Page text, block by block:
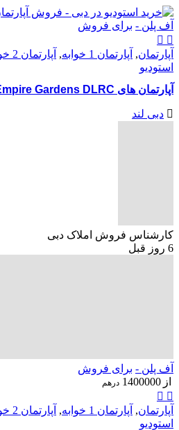
آف پلن - برای فروش
آپارتمان, آپارتمان 1 خوابه , آپارتمان 2 خوابه
استودیو
آپارتمان های Empire Gardens DLRC
دبی لند
کارشناس فروش املاک دبی
6 روز قبل
آف پلن - برای فروش
از 1400000 درهم
آپارتمان, آپارتمان 1 خوابه , آپارتمان 2 خوابه
استودیو